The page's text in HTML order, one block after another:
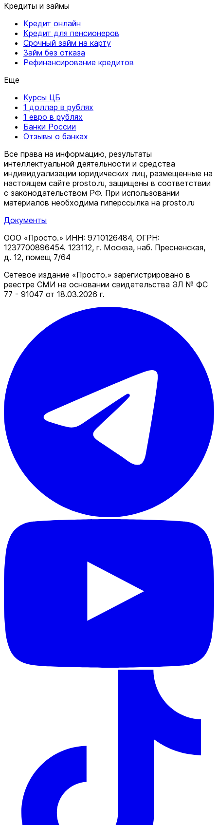
Кредиты и займы
Кредит онлайн
Кредит для пенсионеров
Срочный займ на карту
Займ без отказа
Рефинансирование кредитов
Еще
Курсы ЦБ
1 доллар в рублях
1 евро в рублях
Банки России
Отзывы о банках
Все права на информацию, результаты
интеллектуальной деятельности и средства
индивидуализации юридических лиц, размещенные на
настоящем сайте prosto.ru, защищены в соответствии
c законодательством РФ. При использовании
материалов необходима гиперссылка на prosto.ru
Документы
ООО «Просто.» ИНН: 9710126484, ОГРН:
1237700896454. 123112, г. Москва, наб. Пресненская,
д. 12, помещ 7/64
Сетевое издание «Просто.» зарегистрировано в
реестре СМИ на основании свидетельства ЭЛ № ФС
77 - 91047 от 18.03.2026 г.